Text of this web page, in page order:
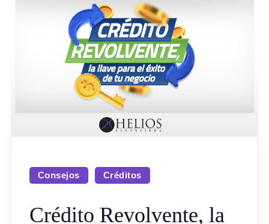
Consejos Créditos
Crédito Revolvente, la